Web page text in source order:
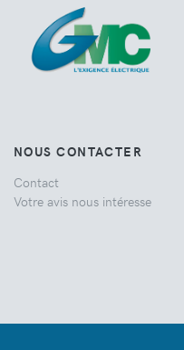
NOUS CONTACTER
Contact
Votre avis nous intéresse